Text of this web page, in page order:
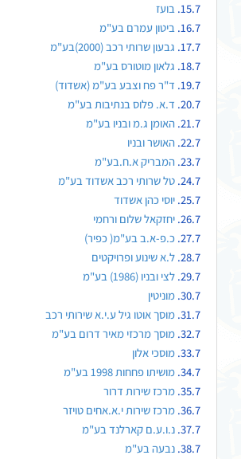
בועז
ביטון עמרם בע"מ
גבעון שרותי רכב (2000)בע"מ
גלאון מוטורס בע"מ
ד"ר פח וצבע בע"מ (אשדוד)
ד.א. פלוס בנתיבות בע"מ
האומן ג.מ ובניו בע"מ
האושר ובניו
המבריק א.ח.בע"מ
טל שרותי רכב אשדוד בע"מ
יוסי כהן אשדוד
יחזקאל שלום ורחמי
כ.פ-א.ב בע"מ( כפיר)
ל.א שינוע ופרויקטים
לצי ובניו (1986) בע"מ
מוניטין
מוסך אוטו גיל ע.י.א שירותי רכב
מוסך מרכזי מאיר דרום בע"מ
מוסכי אלון
מושיתו פחחות 1998 בע"מ
מרכז שירות דרור
מרכז שירות י.א.אחים טויזר
נ.ו.ע.ם קארלנד בע"מ
נבעה בע"מ